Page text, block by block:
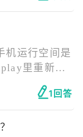
机运行空间是
里重新下
1回答